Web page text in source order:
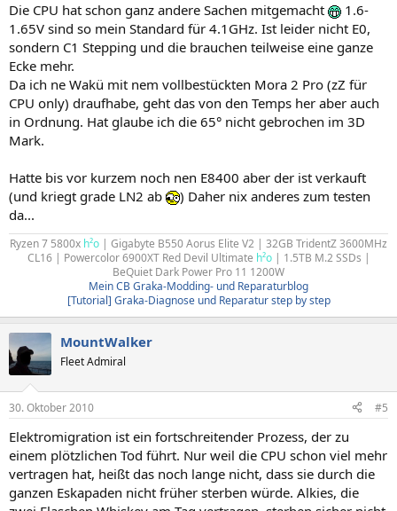
Die CPU hat schon ganz andere Sachen mitgemacht
1.6-
1.65V sind so mein Standard für 4.1GHz. Ist leider nicht E0,
sondern C1 Stepping und die brauchen teilweise eine ganze
Ecke mehr.
Da ich ne Wakü mit nem vollbestückten Mora 2 Pro (zZ für
CPU only) draufhabe, geht das von den Temps her aber auch
in Ordnung. Hat glaube ich die 65° nicht gebrochen im 3D
Mark.
Hatte bis vor kurzem noch nen E8400 aber der ist verkauft
(und kriegt grade LN2 ab
) Daher nix anderes zum testen
da...
Ryzen 7 5800x h²o | Gigabyte B550 Aorus Elite V2 | 32GB TridentZ 3600MHz
CL16 | Powercolor 6900XT Red Devil Ultimate h²o| 1.5TB M.2 SSDs |
BeQuiet Dark Power Pro 11 1200W
Mein CB Graka-Modding- und Reparaturblog
[Tutorial] Graka-Diagnose und Reparatur step by step
MountWalker
Fleet Admiral
30. Oktober 2010 #5
Elektromigration ist ein fortschreitender Prozess, der zu
einem plötzlichen Tod führt. Nur weil die CPU schon viel mehr
vertragen hat, heißt das noch lange nicht, dass sie durch die
ganzen Eskapaden nicht früher sterben würde. Alkies, die